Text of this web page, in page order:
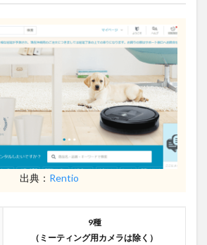
出典： Rentio
9種
（ミーティング用カメラは除く）